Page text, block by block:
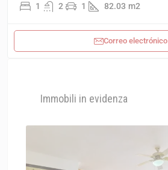
1 2 1 82.03 m2
Correo electrónico
Immobili in evidenza